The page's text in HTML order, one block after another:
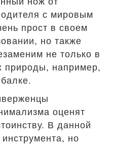
с мировым
прост в своем
но также
не только в
природы, например,
оценят
В данной
но